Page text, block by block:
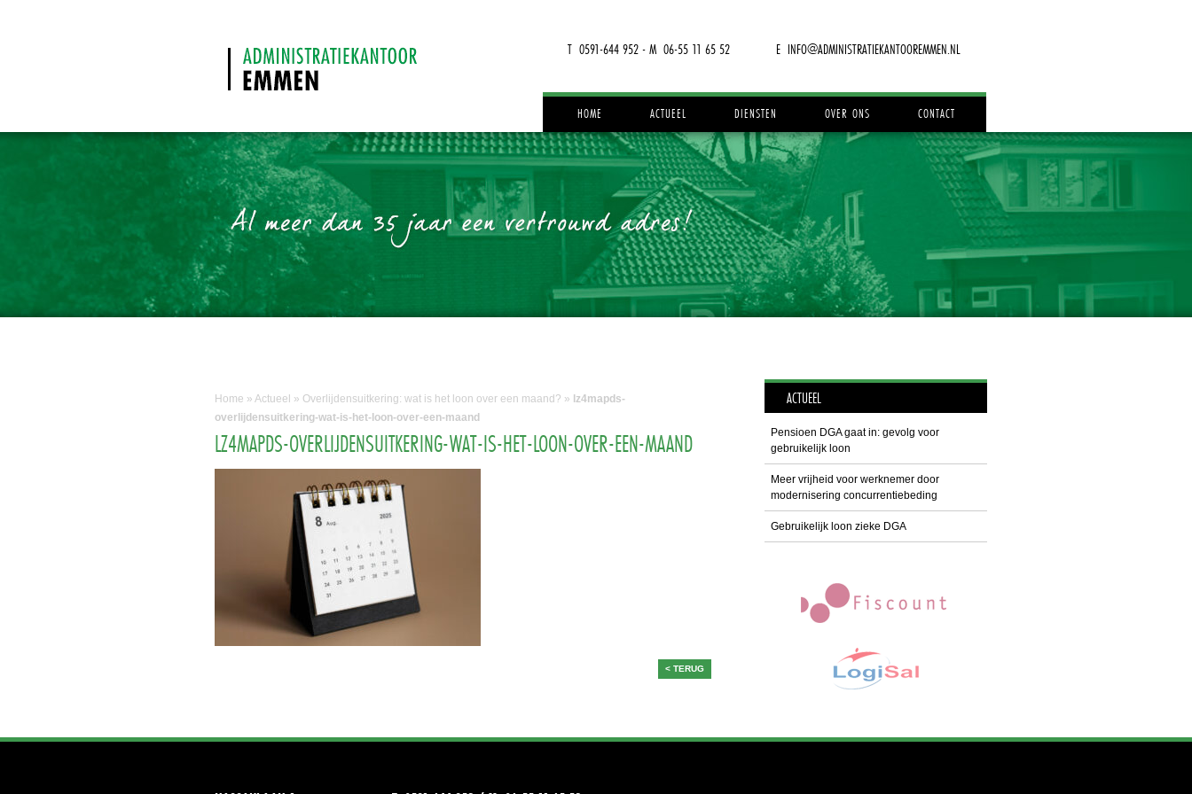
T 0591-644 952 - M 06-55 11 65 52 E INFO@ADMINISTRATIEKANTOOREMMEN.NL
HOME ACTUEEL DIENSTEN OVER ONS CONTACT
Home » Actueel » Overlijdensuitkering: wat is het loon over een maand? » lz4mapds-
overlijdensuitkering-wat-is-het-loon-over-een-maand
LZ4MAPDS-OVERLIJDENSUITKERING-WAT-IS-HET-LOON-OVER-EEN-MAAND
< TERUG
ACTUEEL
Pensioen DGA gaat in: gevolg voor
gebruikelijk loon
Meer vrijheid voor werknemer door
modernisering concurrentiebeding
Gebruikelijk loon zieke DGA